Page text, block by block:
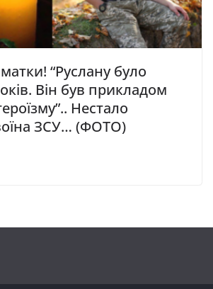
“Руслану було
Він був прикладом
Нестало
ЗСУ… (ФОТО)